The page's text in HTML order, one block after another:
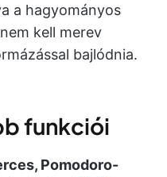
a hagyományos
kell merev
bajlódnia.
funkciói
Pomodoro-